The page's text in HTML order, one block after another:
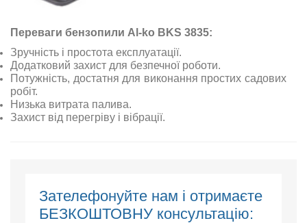
Переваги бензопили Al-ko BKS 3835:
Зручність і простота експлуатації.
Додатковий захист для безпечної роботи.
Потужність, достатня для виконання простих садових
робіт.
Низька витрата палива.
Захист від перегріву і вібрації.
Зателефонуйте нам і отримаєте
БЕЗКОШТОВНУ консультацію: